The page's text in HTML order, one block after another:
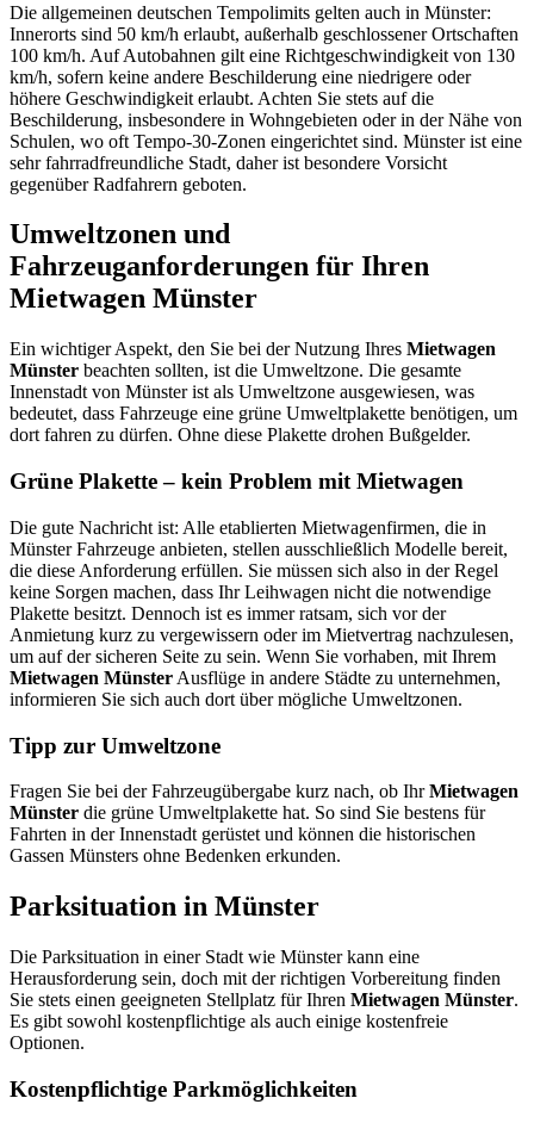
Die allgemeinen deutschen Tempolimits gelten auch in Münster:
Innerorts sind 50 km/h erlaubt, außerhalb geschlossener Ortschaften
100 km/h. Auf Autobahnen gilt eine Richtgeschwindigkeit von 130
km/h, sofern keine andere Beschilderung eine niedrigere oder
höhere Geschwindigkeit erlaubt. Achten Sie stets auf die
Beschilderung, insbesondere in Wohngebieten oder in der Nähe von
Schulen, wo oft Tempo-30-Zonen eingerichtet sind. Münster ist eine
sehr fahrradfreundliche Stadt, daher ist besondere Vorsicht
gegenüber Radfahrern geboten.
Umweltzonen und
Fahrzeuganforderungen für Ihren
Mietwagen Münster
Ein wichtiger Aspekt, den Sie bei der Nutzung Ihres Mietwagen
Münster beachten sollten, ist die Umweltzone. Die gesamte
Innenstadt von Münster ist als Umweltzone ausgewiesen, was
bedeutet, dass Fahrzeuge eine grüne Umweltplakette benötigen, um
dort fahren zu dürfen. Ohne diese Plakette drohen Bußgelder.
Grüne Plakette – kein Problem mit Mietwagen
Die gute Nachricht ist: Alle etablierten Mietwagenfirmen, die in
Münster Fahrzeuge anbieten, stellen ausschließlich Modelle bereit,
die diese Anforderung erfüllen. Sie müssen sich also in der Regel
keine Sorgen machen, dass Ihr Leihwagen nicht die notwendige
Plakette besitzt. Dennoch ist es immer ratsam, sich vor der
Anmietung kurz zu vergewissern oder im Mietvertrag nachzulesen,
um auf der sicheren Seite zu sein. Wenn Sie vorhaben, mit Ihrem
Mietwagen Münster Ausflüge in andere Städte zu unternehmen,
informieren Sie sich auch dort über mögliche Umweltzonen.
Tipp zur Umweltzone
Fragen Sie bei der Fahrzeugübergabe kurz nach, ob IhrMietwagen
Münster die grüne Umweltplakette hat. So sind Sie bestens für
Fahrten in der Innenstadt gerüstet und können die historischen
Gassen Münsters ohne Bedenken erkunden.
Parksituation in Münster
Die Parksituation in einer Stadt wie Münster kann eine
Herausforderung sein, doch mit der richtigen Vorbereitung finden
Sie stets einen geeigneten Stellplatz für Ihren Mietwagen Münster.
Es gibt sowohl kostenpflichtige als auch einige kostenfreie
Optionen.
Kostenpflichtige Parkmöglichkeiten